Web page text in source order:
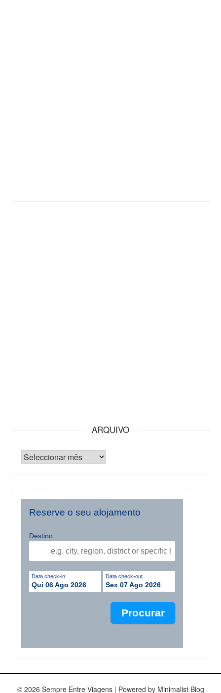
ARQUIVO
Reserve o seu alojamento
Destino
Data check-in
Qui 06 Ago 2026
Data check-out
Sex 07 Ago 2026
© 2026 Sempre Entre Viagens | Powered by Minimalist Blog